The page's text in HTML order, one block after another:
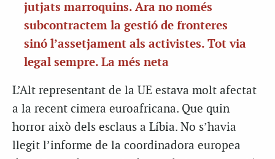
jutjats marroquins. Ara no només
subcontractem la gestió de fronteres
sinó l’assetjament als activistes. Tot via
legal sempre. La més neta
L’Alt representant de la UE estava molt afectat
a la recent cimera euroafricana. Que quin
horror això dels esclaus a Líbia. No s’havia
llegit l’informe de la coordinadora europea